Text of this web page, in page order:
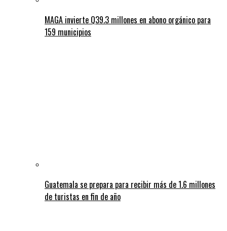
MAGA invierte Q39.3 millones en abono orgánico para
159 municipios
Guatemala se prepara para recibir más de 1.6 millones
de turistas en fin de año